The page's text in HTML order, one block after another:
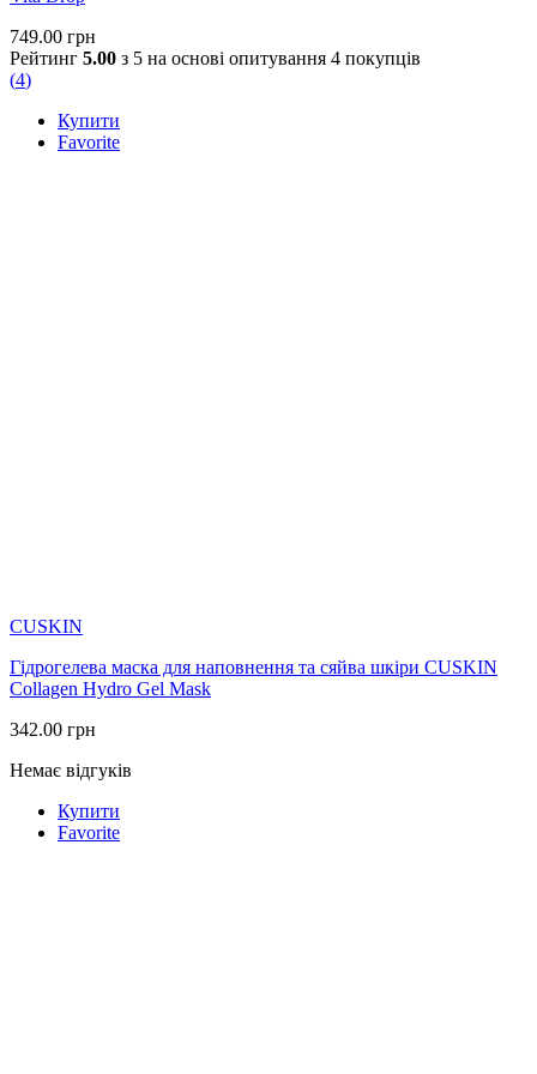
потужніший захист від ультрафіолету та передчасного
старіння, ніж кожен інгредієнт окремо.
749.00 грн
Рейтинг 5.00 з 5 на основі опитування 4 покупців
(4)
Купити
Favorite
CUSKIN
Гідрогелева маска для наповнення та сяйва шкіри CUSKIN
Collagen Hydro Gel Mask
342.00 грн
Немає відгуків
Купити
Favorite